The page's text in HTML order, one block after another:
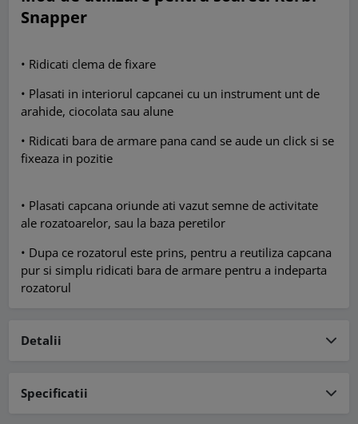
Snapper
• Ridicati clema de fixare
• Plasati in interiorul capcanei cu un instrument unt de
arahide, ciocolata sau alune
• Ridicati bara de armare pana cand se aude un click si se
fixeaza in pozitie
• Plasati capcana oriunde ati vazut semne de activitate
ale rozatoarelor, sau la baza peretilor
• Dupa ce rozatorul este prins, pentru a reutiliza capcana
pur si simplu ridicati bara de armare pentru a indeparta
rozatorul
Detalii
Specificatii